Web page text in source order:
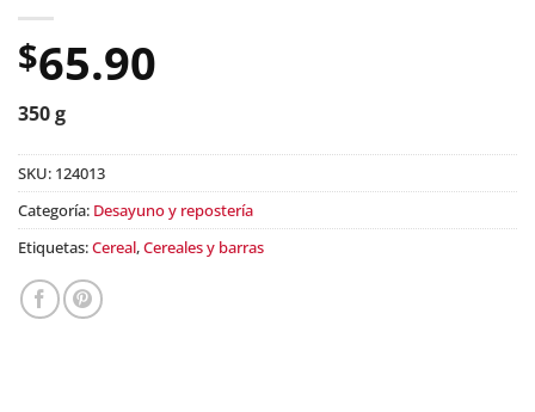
$65.90
350 g
SKU: 124013
Categoría: Desayuno y repostería
Etiquetas:Cereal,Cereales y barras